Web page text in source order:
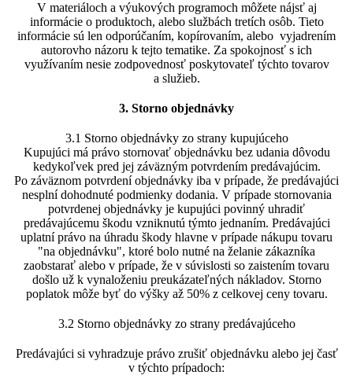
V materiáloch a výukových programoch môžete nájsť aj
informácie o produktoch, alebo službách tretích osôb. Tieto
informácie sú len odporúčaním, kopírovaním, alebo vyjadrením
autorovho názoru k tejto tematike. Za spokojnosť s ich
využívaním nesie zodpovednosť poskytovateľ týchto tovarov
a služieb.
3. Storno objednávky
3.1 Storno objednávky zo strany kupujúceho
Kupujúci má právo stornovať objednávku bez udania dôvodu
kedykoľvek pred jej záväzným potvrdením predávajúcim.
Po záväznom potvrdení objednávky iba v prípade, že predávajúci
nesplní dohodnuté podmienky dodania. V prípade stornovania
potvrdenej objednávky je kupujúci povinný uhradiť
predávajúcemu škodu vzniknutú týmto jednaním. Predávajúci
uplatní právo na úhradu škody hlavne v prípade nákupu tovaru
"na objednávku", ktoré bolo nutné na želanie zákazníka
zaobstarať alebo v prípade, že v súvislosti so zaistením tovaru
došlo už k vynaloženiu preukázateľných nákladov. Storno
poplatok môže byť do výšky až 50% z celkovej ceny tovaru.
3.2 Storno objednávky zo strany predávajúceho
Predávajúci si vyhradzuje právo zrušiť objednávku alebo jej časť
v týchto prípadoch: